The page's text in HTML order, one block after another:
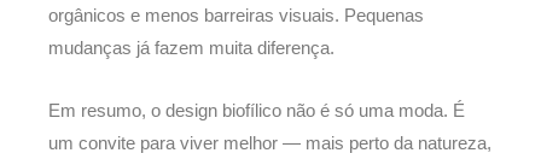
orgânicos e menos barreiras visuais. Pequenas
mudanças já fazem muita diferença.
Em resumo, o design biofílico não é só uma moda. É
um convite para viver melhor — mais perto da natureza,